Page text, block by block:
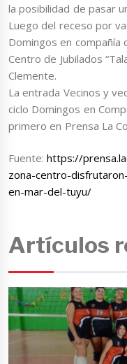
la posibilidad de pasar
Luego del receso por
Domingos en compañía
Centro de Jubilados
Clemente.
La entrada Vecinos y
ciclo Domingos en
primero en Prensa La
Fuente:https://
zona-centro-
en-mar-del-tuyu/
Artículos